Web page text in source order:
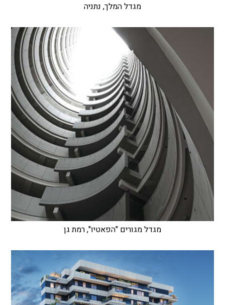
מגדל המלך, נתניה
מגדל מגורים "הפאטיו", רמת גן